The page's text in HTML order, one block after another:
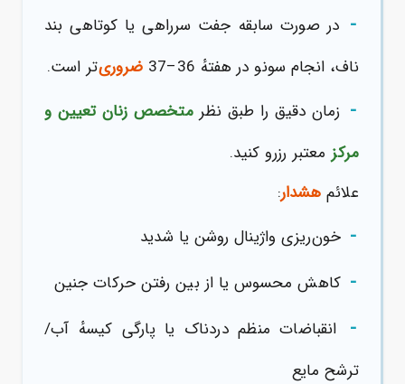
- در صورت سابقه جفت سرراهی یا کوتاهی بند
ناف، انجام سونو در هفتهٔ 36–37
ضروری‌تر است.
- زمان دقیق را طبق نظرمتخصص زنان تعیین و
مرکز معتبر رزرو کنید.
علائم هشدار:
- خون‌ریزی واژینال روشن یا شدید
- کاهش محسوس یا از بین رفتن حرکات جنین
- انقباضات منظم دردناک یا پارگی کیسهٔ آب/
ترشح مایع